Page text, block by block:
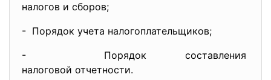
налогов и сборов;
- Порядок учета налогоплательщиков;
- Порядок составления
налоговой отчетности.